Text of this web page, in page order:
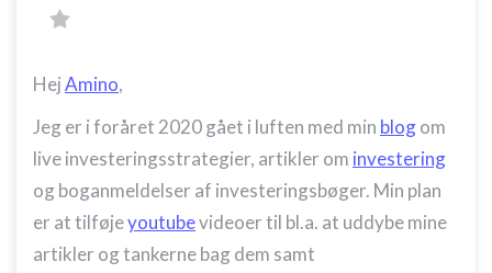
HejAmino,
Jeg er i foråret 2020 gået i luften med min blogom
live investeringsstrategier, artikler om investering
og boganmeldelser af investeringsbøger. Min plan
er at tilføjeyoutubevideoer til bl.a. at uddybe mine
artikler og tankerne bag dem samt